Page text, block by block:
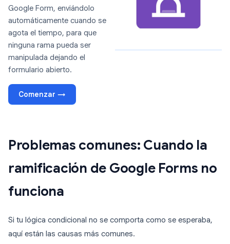
Google Form, enviándolo
automáticamente cuando se
agota el tiempo, para que
ninguna rama pueda ser
manipulada dejando el
formulario abierto.
Comenzar →
Problemas comunes: Cuando la
ramificación de Google Forms no
funciona
Si tu lógica condicional no se comporta como se esperaba,
aquí están las causas más comunes.